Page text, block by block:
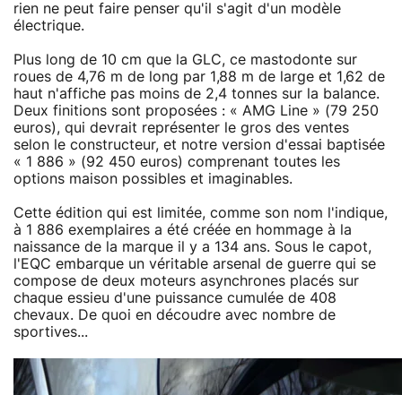
rien ne peut faire penser qu'il s'agit d'un modèle
électrique.
Plus long de 10 cm que la GLC, ce mastodonte sur
roues de 4,76 m de long par 1,88 m de large et 1,62 de
haut n'affiche pas moins de 2,4 tonnes sur la balance.
Deux finitions sont proposées : « AMG Line » (79 250
euros), qui devrait représenter le gros des ventes
selon le constructeur, et notre version d'essai baptisée
« 1 886 » (92 450 euros) comprenant toutes les
options maison possibles et imaginables.
Cette édition qui est limitée, comme son nom l'indique,
à 1 886 exemplaires a été créée en hommage à la
naissance de la marque il y a 134 ans. Sous le capot,
l'EQC embarque un véritable arsenal de guerre qui se
compose de deux moteurs asynchrones placés sur
chaque essieu d'une puissance cumulée de 408
chevaux. De quoi en découdre avec nombre de
sportives...